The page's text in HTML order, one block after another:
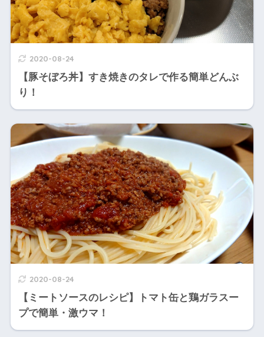
2020-08-24
【豚そぼろ丼】すき焼きのタレで作る簡単どんぶ
り！
2020-08-24
【ミートソースのレシピ】トマト缶と鶏ガラスー
プで簡単・激ウマ！